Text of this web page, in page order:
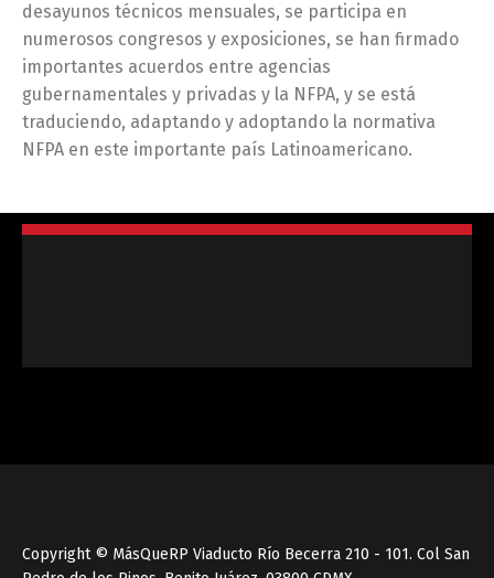
desayunos técnicos mensuales, se participa en
numerosos congresos y exposiciones, se han firmado
importantes acuerdos entre agencias
gubernamentales y privadas y la NFPA, y se está
traduciendo, adaptando y adoptando la normativa
NFPA en este importante país Latinoamericano.
Copyright © MásQueRP Viaducto Río Becerra 210 - 101. Col San